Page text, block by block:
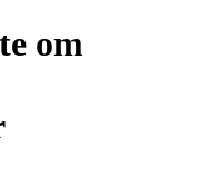
om